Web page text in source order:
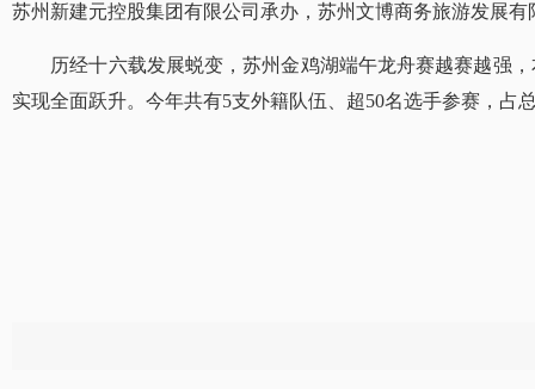
苏州新建元控股集团有限公司承办，苏州文博商务旅游发展有
历经十六载发展蜕变，苏州金鸡湖端午龙舟赛越赛越强，
实现全面跃升。今年共有5支外籍队伍、超50名选手参赛，占